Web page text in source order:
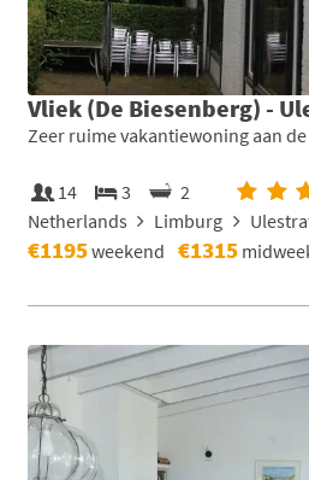
Vliek (De Biesenberg) -
Zeer ruime vakantiewoning aan
14 3
2
Netherlands
Limburg
€1195weekend €1315